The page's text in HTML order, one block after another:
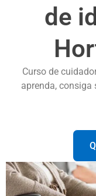
de
Curso de
aprenda, consiga